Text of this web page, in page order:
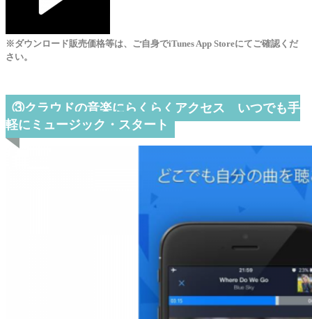
※ダウンロード販売価格等は、ご自身でiTunes App Storeにてご確認くだ
さい。
③クラウドの音楽にらくらくアクセス いつでも手
軽にミュージック・スタート